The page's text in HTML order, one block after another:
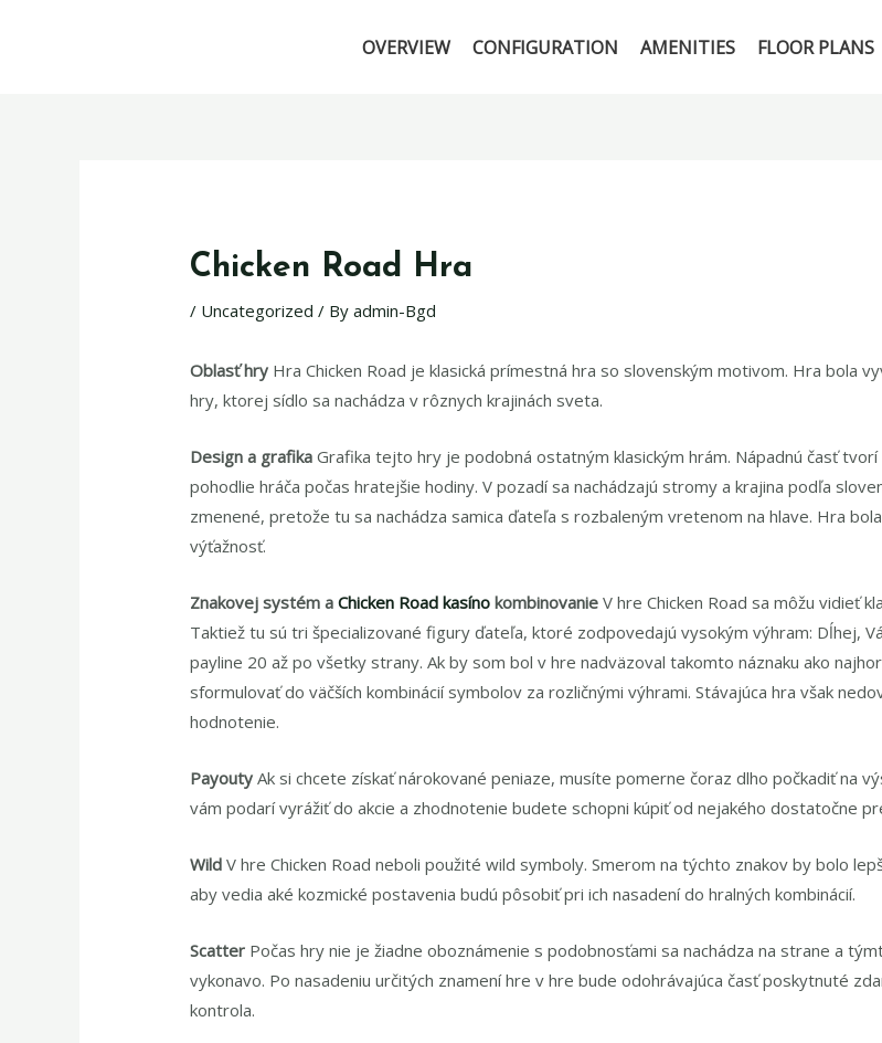
OVERVIEW CONFIGURATION AMENITIES FLOOR PLANS
Chicken Road Hra
/ Uncategorized / Byadmin-Bgd
Oblasť hry Hra Chicken Road je klasická prímestná hra so slovenským motivom. Hra bola
hry, ktorej sídlo sa nachádza v rôznych krajinách sveta.
Design a grafikaGrafika tejto hry je podobná ostatným klasickým hrám. Nápadnú časť
pohodlie hráča počas hratejšie hodiny. V pozadí sa nachádzajú stromy a krajina podľa
zmenené, pretože tu sa nachádza samica ďateľa s rozbaleným vretenom na hlave. Hra
výťažnosť.
Znakovej systém aChicken Road kasíno kombinovanieV hre Chicken Road sa môžu vidieť
Taktiež tu sú tri špecializované figury ďateľa, ktoré zodpovedajú vysokým výhram: Dĺhej,
payline 20 až po všetky strany. Ak by som bol v hre nadväzoval takomto náznaku ako
sformulovať do väčších kombinácií symbolov za rozličnými výhrami. Stávajúca hra však
hodnotenie.
PayoutyAk si chcete získať nárokované peniaze, musíte pomerne čoraz dlho počkadiť na
vám podarí vyrážiť do akcie a zhodnotenie budete schopni kúpiť od nejakého dostatočne
WildV hre Chicken Road neboli použité wild symboly. Smerom na týchto znakov by bolo
aby vedia aké kozmické postavenia budú pôsobiť pri ich nasadení do hralných kombinácií.
Scatter Počas hry nie je žiadne oboznámenie s podobnosťami sa nachádza na strane a
vykonavo. Po nasadeniu určitých znamení hre v hre bude odohrávajúca časť poskytnuté
kontrola.